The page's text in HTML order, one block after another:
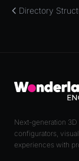
Directory
Next-generation
configurators,
experiences with